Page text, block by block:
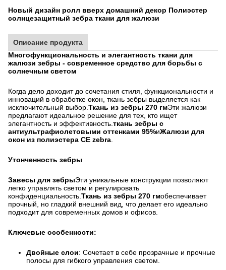
Новый дизайн ролл вверх домашний декор Полиэстер
солнцезащитный зебра ткани для жалюзи
Описание продукта
Многофункциональность и элегантность ткани для
жалюзи зебры - современное средство для борьбы с
солнечным светом
Когда дело доходит до сочетания стиля, функциональности и
инноваций в обработке окон, ткань зебры выделяется как
исключительный выбор. Ткань из зебры 270 гмЭти жалюзи
предлагают идеальное решение для тех, кто ищет
элегантность и эффективность. ткань зебры с
антиультрафиолетовыми оттенками 95%иЖалюзи для
окон из полиэстера CE zebra
Утонченность зебры
Завесы для зебрыЭти уникальные конструкции позволяют
легко управлять светом и регулировать
конфиденциальность. Ткань из зебры 270 гмобеспечивает
прочный, но гладкий внешний вид, что делает его идеально
подходит для современных домов и офисов.
Ключевые особенности:
Двойные слои: Сочетает в себе прозрачные и прочные
полосы для гибкого управления светом.